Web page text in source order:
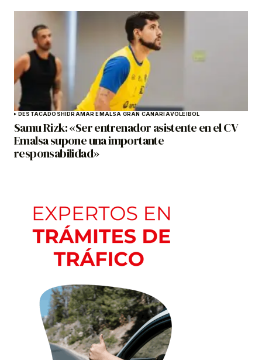
DESTACADOSHIDRAMAR EMALSA GRAN CANARIAVOLEIBOL
Samu Rizk: «Ser entrenador asistente en el CV
Emalsa supone una importante
responsabilidad»